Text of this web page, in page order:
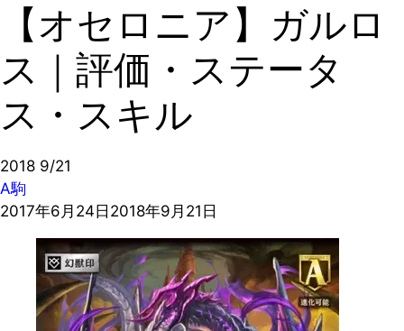
【オセロニア】ガルロ
ス｜評価・ステータ
ス・スキル
2018 9/21
A駒
2017年6月24日 2018年9月21日